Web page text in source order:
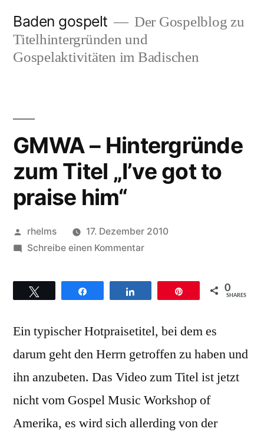
Inhalt
springen
Baden gospelt
Der Gospelblog zu
Titelhintergründen und
Gospelaktivitäten im Badischen
GMWA – Hintergründe
zum Titel „I’ve got to
praise him“
Veröffentlicht
von
rhelms
17. Dezember 2010
Schreibe einen Kommentarzu
–
Hintergründe
Titel
to
praise
0
SHARES
Ein typischer Hotpraisetitel, bei dem es
darum geht den Herrn getroffen zu haben und
ihn anzubeten. Das Video zum Titel ist jetzt
nicht vom Gospel Music Workshop of
Amerika, es wird sich allerding von der